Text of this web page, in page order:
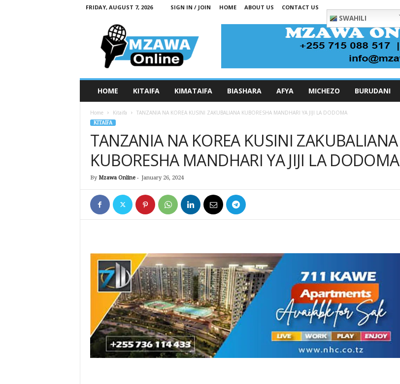
FRIDAY, AUGUST 7, 2026 SIGN IN / JOIN HOME ABOUT US CONTACT US
SWAHILI
HOME KITAIFA KIMATAIFA BIASHARA AFYA MICHEZO BURUDANI
Home Kitaifa TANZANIA NA KOREA KUSINI ZAKUBALIANA KUBORESHA MANDHARI YA JIJI LA DODOMA
KITAIFA
TANZANIA NA KOREA KUSINI ZAKUBALIANA
KUBORESHA MANDHARI YA JIJI LA DODOMA
By Mzawa Online- January 26, 2024